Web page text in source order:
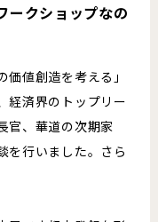
クショップなの
値創造を考える」
経済界のトップリー
官、華道の次期家
を行いました。さら